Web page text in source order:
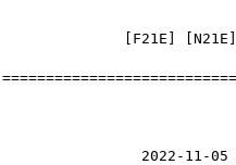
F21E N21E
2022-11-05